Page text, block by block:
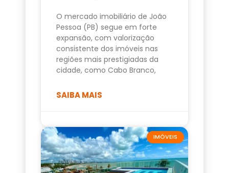
O mercado imobiliário de João
Pessoa (PB) segue em forte
expansão, com valorização
consistente dos imóveis nas
regiões mais prestigiadas da
cidade, como Cabo Branco,
SAIBA MAIS
IMÓVEIS